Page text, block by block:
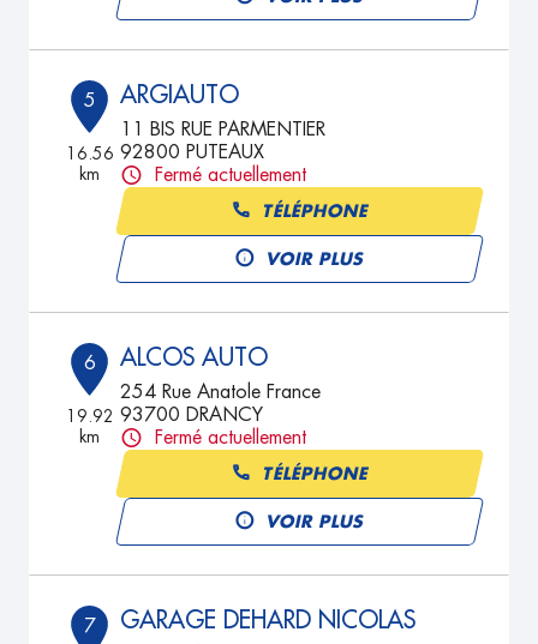
5
16.56
km
ARGIAUTO
11 BIS RUE PARMENTIER
92800 PUTEAUX
Fermé actuellement
TÉLÉPHONE
VOIR PLUS
6
19.92
km
ALCOS AUTO
254 Rue Anatole France
93700 DRANCY
Fermé actuellement
TÉLÉPHONE
VOIR PLUS
7 GARAGE DEHARD NICOLAS